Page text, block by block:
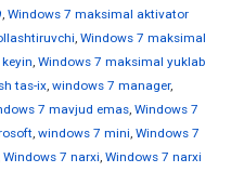
, Windows 7 maksimal aktivator
, Windows 7 maksimal
, Windows 7 maksimal yuklab
tas-ix, windows 7 manager,
7 mavjud emas, Windows 7
, windows 7 mini, Windows 7
Windows 7 narxi, Windows 7 narxi